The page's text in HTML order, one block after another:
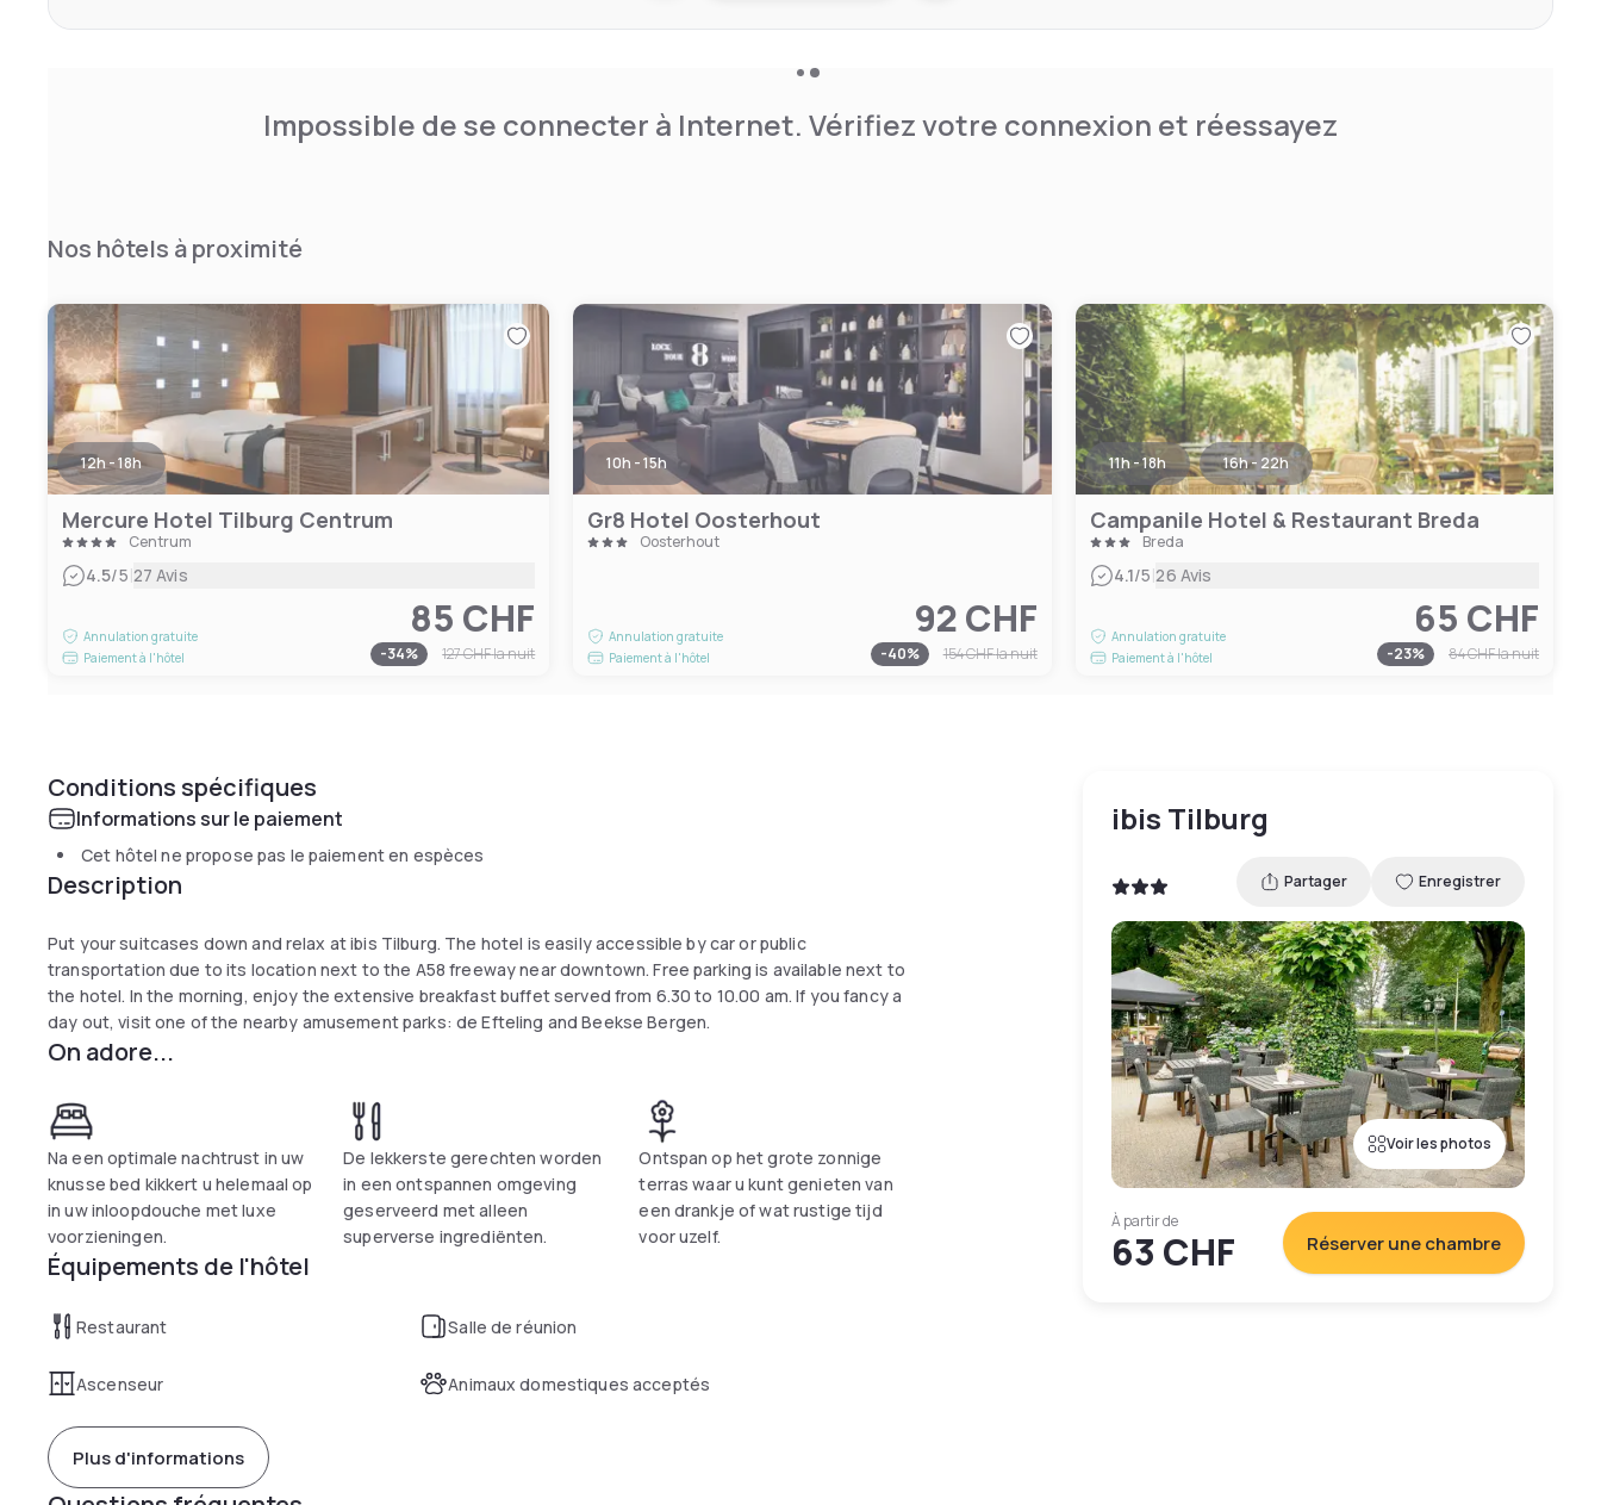
Impossible de se connecter à Internet. Vérifiez votre connexion et réessayez
Nos hôtels à proximité
12h - 18h
Mercure Hotel Tilburg Centrum
Centrum
4.5/5|27 Avis
Annulation gratuite
Paiement à l'hôtel
85 CHF
-34% 127 CHFla nuit
10h - 15h
Gr8 Hotel Oosterhout
Oosterhout
Annulation gratuite
Paiement à l'hôtel
92 CHF
-40% 154 CHFla nuit
11h - 18h 16h - 22h
Campanile Hotel & Restaurant Breda
Breda
4.1/5|26 Avis
Annulation gratuite
Paiement à l'hôtel
65 CHF
-23% 84 CHFla nuit
Conditions spécifiques
Informations sur le paiement
Cet hôtel ne propose pas le paiement en espèces
Description
Put your suitcases down and relax at ibis Tilburg. The hotel is easily accessible by car or public
transportation due to its location next to the A58 freeway near downtown. Free parking is available next to
the hotel. In the morning, enjoy the extensive breakfast buffet served from 6.30 to 10.00 am. If you fancy a
day out, visit one of the nearby amusement parks: de Efteling and Beekse Bergen.
On adore...
Na een optimale nachtrust in uw
knusse bed kikkert u helemaal op
in uw inloopdouche met luxe
voorzieningen.
De lekkerste gerechten worden
in een ontspannen omgeving
geserveerd met alleen
superverse ingrediënten.
Ontspan op het grote zonnige
terras waar u kunt genieten van
een drankje of wat rustige tijd
voor uzelf.
Équipements de l'hôtel
Restaurant Salle de réunion
Ascenseur Animaux domestiques acceptés
Plus d'informations
ibis Tilburg
Partager Enregistrer
Voir les photos
À partir de
63 CHF Réserver une chambre